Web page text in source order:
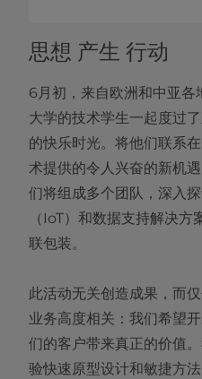
思想 产生 行动
6月初，来自欧洲和中亚各
大学的技术学生一起度过
的快乐时光。将他们联系
术提供的令人兴奋的新机
们将组成多个团队，深入
（IoT）和数据支持解决
联包装。
此活动无关创造成果，而
业务高度相关：我们希望
们的客户带来真正的价值
验快速原型设计和敏捷方